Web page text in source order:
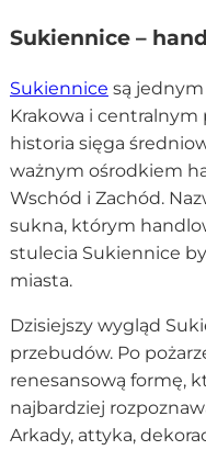
Sukiennice –
Sukiennice są
Krakowa i
historia sięga
ważnym ośrodkiem
Wschód i Zachód.
sukna, którym
stulecia Sukiennice
miasta.
Dzisiejszy wygląd
przebudów. Po
renesansową formę,
najbardziej
Arkady, attyka,